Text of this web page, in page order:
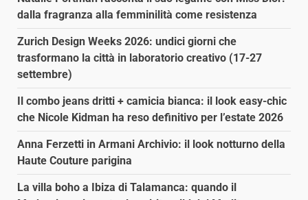
dalla fragranza alla femminilità come resistenza
Zurich Design Weeks 2026: undici giorni che
trasformano la città in laboratorio creativo (17-27
settembre)
Il combo jeans dritti + camicia bianca: il look easy-chic
che Nicole Kidman ha reso definitivo per l’estate 2026
Anna Ferzetti in Armani Archivio: il look notturno della
Haute Couture parigina
La villa boho a Ibiza di Talamanca: quando il